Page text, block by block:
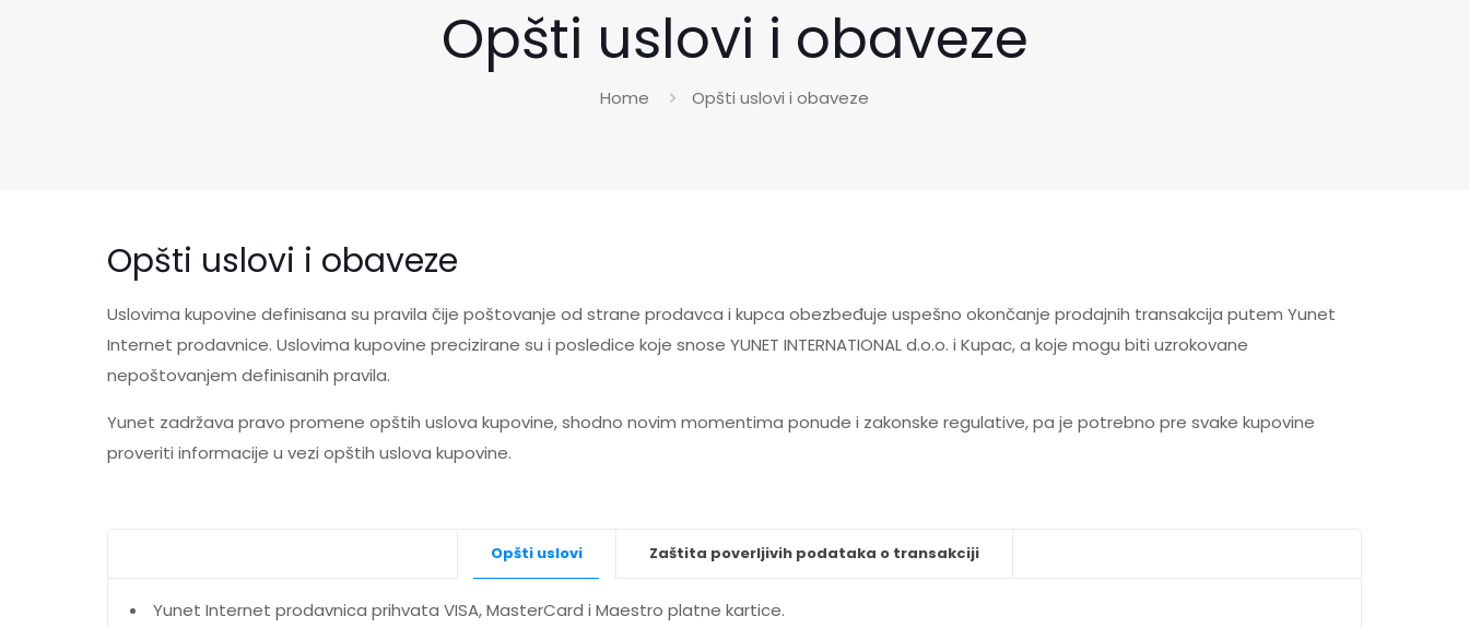
Opšti uslovi i obaveze
Home Opšti uslovi i obaveze
Opšti uslovi i obaveze
Uslovima kupovine definisana su pravila čije poštovanje od strane prodavca i kupca obezbeđuje uspešno okončanje prodajnih transakcija putem Yunet
Internet prodavnice. Uslovima kupovine precizirane su i posledice koje snose YUNET INTERNATIONAL d.o.o. i Kupac, a koje mogu biti uzrokovane
nepoštovanjem definisanih pravila.
Yunet zadržava pravo promene opštih uslova kupovine, shodno novim momentima ponude i zakonske regulative, pa je potrebno pre svake kupovine
proveriti informacije u vezi opštih uslova kupovine.
Opšti uslovi Zaštita poverljivih podataka o transakciji
Yunet Internet prodavnica prihvata VISA, MasterCard i Maestro platne kartice.